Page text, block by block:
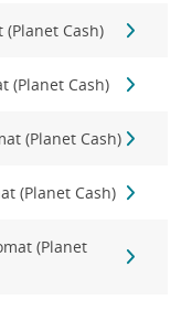
(Planet Cash)
(Planet Cash)
(Planet Cash)
(Planet Cash)
(Planet